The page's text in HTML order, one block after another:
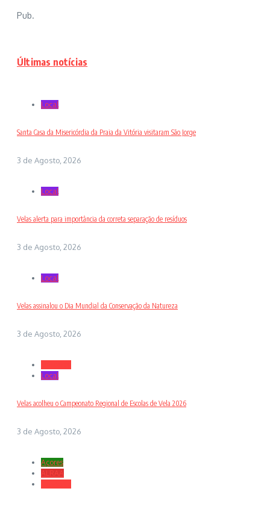
Pub.
Últimas notícias
Local
Santa Casa da Misericórdia da Praia da Vitória visitaram São Jorge
3 de Agosto, 2026
Local
Velas alerta para importância da correta separação de resíduos
3 de Agosto, 2026
Local
Velas assinalou o Dia Mundial da Conservação da Natureza
3 de Agosto, 2026
Local
Velas acolheu o Campeonato Regional de Escolas de Vela 2026
3 de Agosto, 2026
Açores
ALRAA